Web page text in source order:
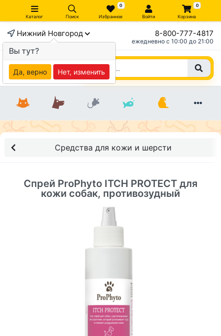
Каталог Поиск
0
Избранное Войти
0
Корзина
Нижний Новгород 8-800-777-4817
ежедневно c 10:00 до 21:00
Средства для кожи и шерсти
Спрей ProPhyto ITCH PROTECT для
кожи собак, противозудный
×
Вы тут?
Да, верно Нет, изменить